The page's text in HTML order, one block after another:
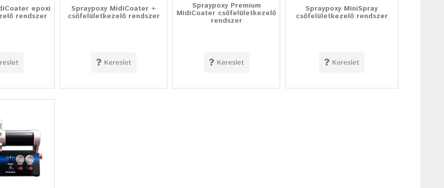
epoxi
rendszer
Spraypoxy MidiCoater +
csőfelületkezelő rendszer
Kereslet
Spraypoxy Premium
MidiCoater csőfelületkezelő
rendszer
Kereslet
Spraypoxy MiniSpray
csőfelületkezelő rendszer
Kereslet